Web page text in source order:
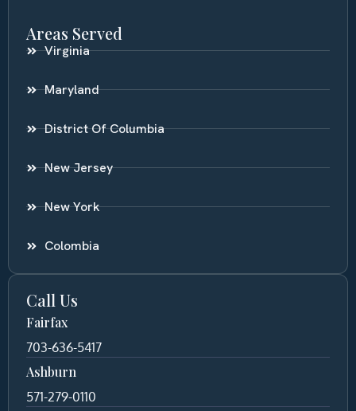
Areas Served
Virginia
Maryland
District Of Columbia
New Jersey
New York
Colombia
Call Us
Fairfax
703-636-5417
Ashburn
571-279-0110